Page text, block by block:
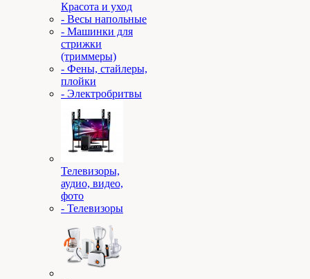
Красота и уход
- Весы напольные
- Машинки для
стрижки
(триммеры)
- Фены, стайлеры,
плойки
- Электробритвы
Телевизоры,
аудио, видео,
фото
- Телевизоры